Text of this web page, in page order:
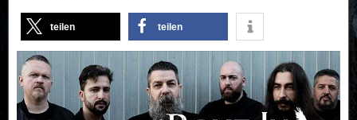
teilen teilen